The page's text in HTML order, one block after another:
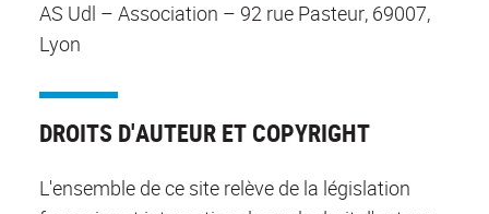
AS Udl – Association – 92 rue Pasteur, 69007,
Lyon
DROITS D'AUTEUR ET COPYRIGHT
L'ensemble de ce site relève de la législation